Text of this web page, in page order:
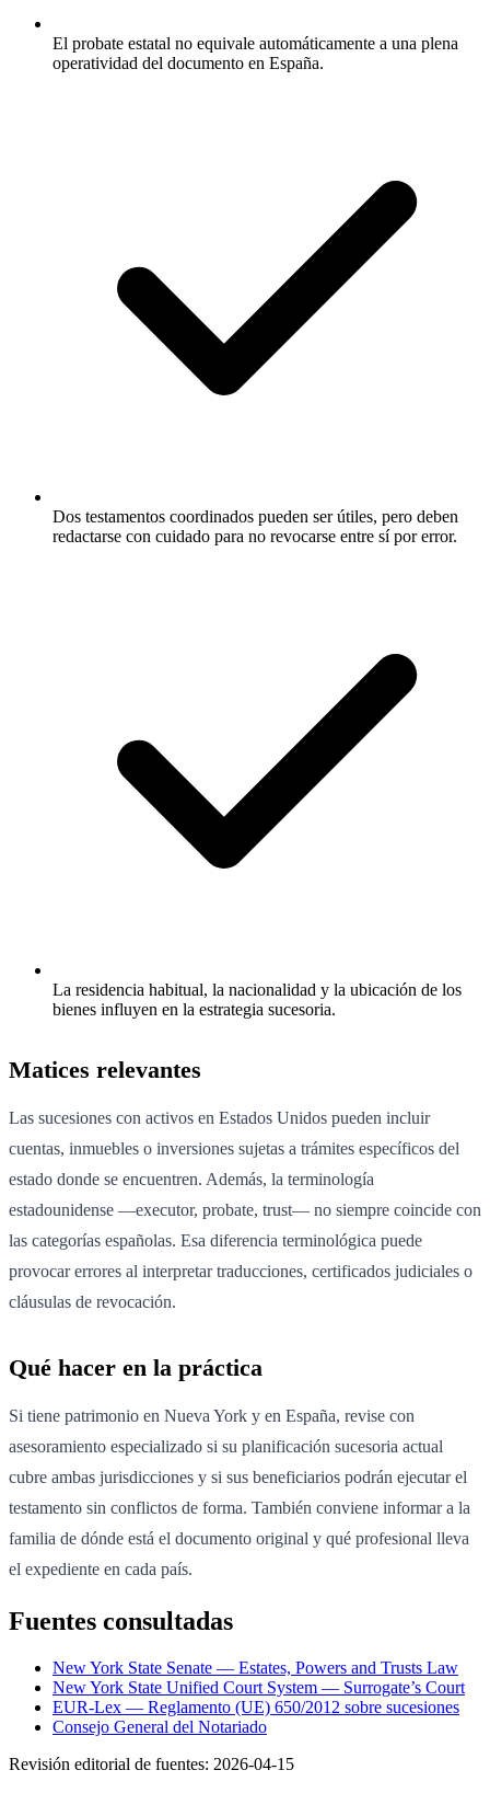
El probate estatal no equivale automáticamente a una plena
operatividad del documento en España.
Dos testamentos coordinados pueden ser útiles, pero deben
redactarse con cuidado para no revocarse entre sí por error.
La residencia habitual, la nacionalidad y la ubicación de los
bienes influyen en la estrategia sucesoria.
Matices relevantes
Las sucesiones con activos en Estados Unidos pueden incluir
cuentas, inmuebles o inversiones sujetas a trámites específicos del
estado donde se encuentren. Además, la terminología
estadounidense —executor, probate, trust— no siempre coincide con
las categorías españolas. Esa diferencia terminológica puede
provocar errores al interpretar traducciones, certificados judiciales o
cláusulas de revocación.
Qué hacer en la práctica
Si tiene patrimonio en Nueva York y en España, revise con
asesoramiento especializado si su planificación sucesoria actual
cubre ambas jurisdicciones y si sus beneficiarios podrán ejecutar el
testamento sin conflictos de forma. También conviene informar a la
familia de dónde está el documento original y qué profesional lleva
el expediente en cada país.
Fuentes consultadas
New York State Senate — Estates, Powers and Trusts Law
New York State Unified Court System — Surrogate’s Court
EUR-Lex — Reglamento (UE) 650/2012 sobre sucesiones
Consejo General del Notariado
Revisión editorial de fuentes: 2026-04-15